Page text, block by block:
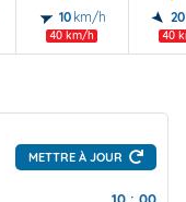
10 km/h
40 km/h
20
40
METTRE À JOUR
10 : 00